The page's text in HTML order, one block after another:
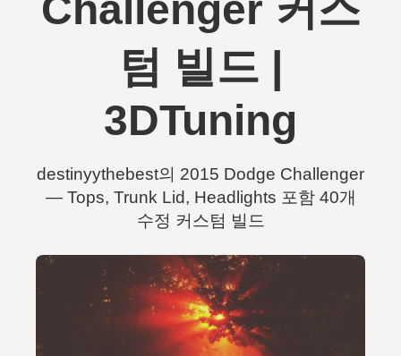
텀 빌드 |
3DTuning
destinyythebest의 2015 Dodge Challenger
— Tops, Trunk Lid, Headlights 포함 40개
수정 커스텀 빌드